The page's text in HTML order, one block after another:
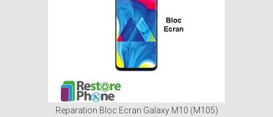
Reparation Bloc Ecran Galaxy M10 (M105)